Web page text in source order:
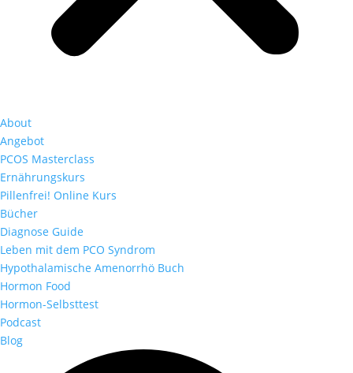
About
Angebot
PCOS Masterclass
Ernährungskurs
Pillenfrei! Online Kurs
Bücher
Diagnose Guide
Leben mit dem PCO Syndrom
Hypothalamische Amenorrhö Buch
Hormon Food
Hormon-Selbsttest
Podcast
Blog